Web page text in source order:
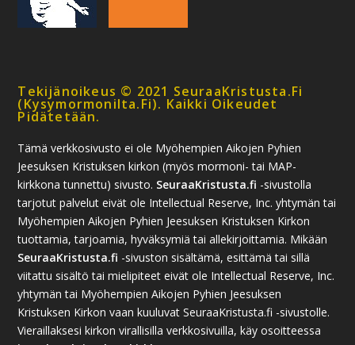
Tekijänoikeus © 2021 SeuraaKristusta.fi
(kysymormonilta.fi). Kaikki Oikeudet
Pidätetään.
Tämä verkkosivusto ei ole Myöhempien Aikojen Pyhien
Jeesuksen Kristuksen kirkon (myös mormoni- tai MAP-
kirkkona tunnettu) sivusto. SeuraaKristusta.fi -sivustolla
tarjotut palvelut eivät ole Intellectual Reserve, Inc. yhtymän tai
Myöhempien Aikojen Pyhien Jeesuksen Kristuksen Kirkon
tuottamia, tarjoamia, hyväksymiä tai allekirjoittamia. Mikään
SeuraaKristusta.fi -sivuston sisältämä, esittämä tai sillä
viitattu sisältö tai mielipiteet eivät ole Intellectual Reserve, Inc.
yhtymän tai Myöhempien Aikojen Pyhien Jeesuksen
Kristuksen Kirkon vaan kuuluvat SeuraaKristusta.fi -sivustolle.
Vieraillaksesi kirkon virallisilla verkkosivuilla, käy osoitteessa